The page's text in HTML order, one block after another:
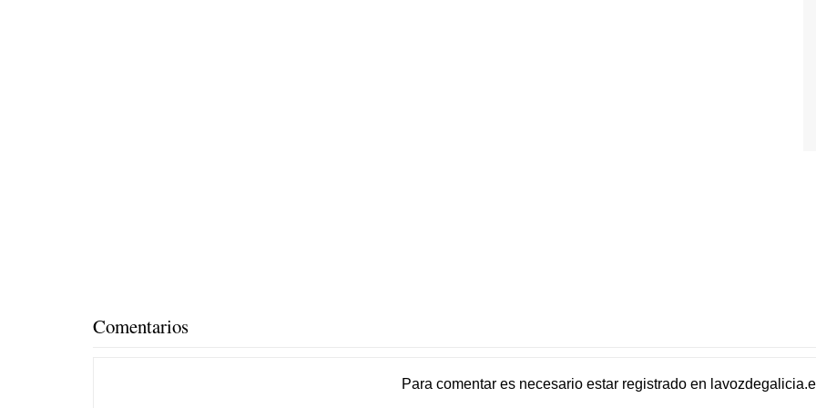
Comentarios
Para comentar es necesario estar registradoen